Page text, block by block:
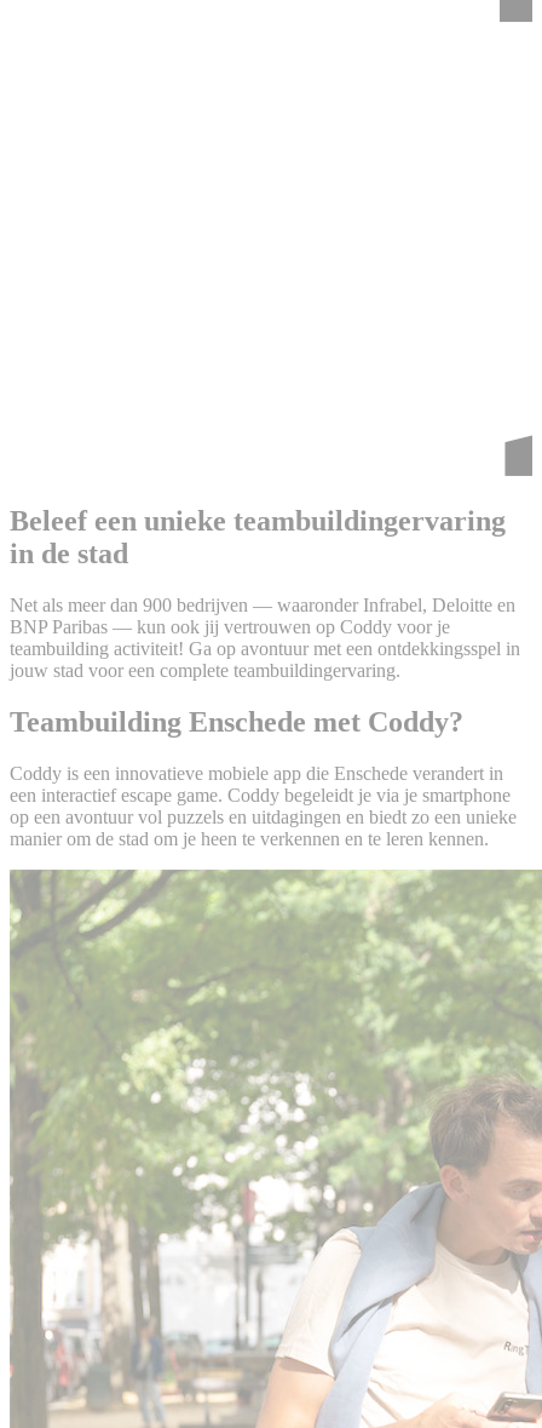
Beleef een unieke teambuildingervaring
in de stad
Net als meer dan 900 bedrijven — waaronder Infrabel, Deloitte en
BNP Paribas — kun ook jij vertrouwen op Coddy voor je
teambuilding activiteit! Ga op avontuur met een ontdekkingsspel in
jouw stad voor een complete teambuildingervaring.
Teambuilding Enschede met Coddy?
Coddy is een innovatieve mobiele app die Enschede verandert in
een interactief escape game. Coddy begeleidt je via je smartphone
op een avontuur vol puzzels en uitdagingen en biedt zo een unieke
manier om de stad om je heen te verkennen en te leren kennen.